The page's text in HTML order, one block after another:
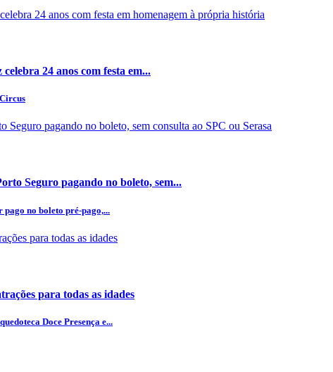
24 anos com festa em...
Seguro pagando no boleto, sem...
pago no boleto pré-pago,...
para todas as idades
Doce Presença e...